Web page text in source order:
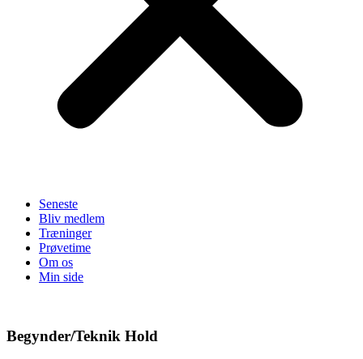
Seneste
Bliv medlem
Træninger
Prøvetime
Om os
Min side
Begynder/Teknik Hold